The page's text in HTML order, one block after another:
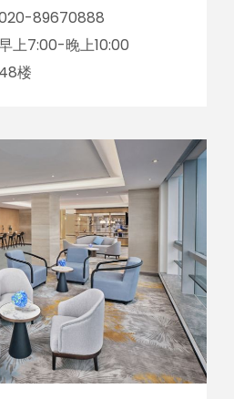
89670888
上7:00-晚上10:00
48楼